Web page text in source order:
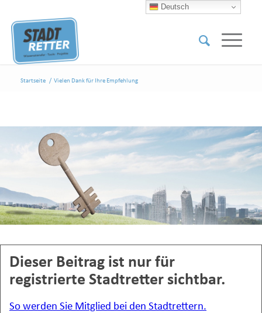
Startseite / Vielen Dank für Ihre Empfehlung
Dieser Beitrag ist nur für
registrierte Stadtretter sichtbar.
So werden Sie Mitglied bei den Stadtrettern.
Deutsch